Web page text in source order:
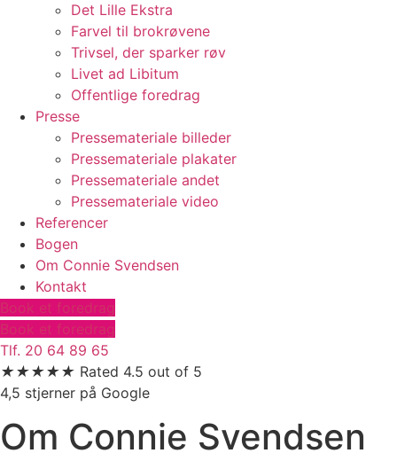
Det Lille Ekstra
Farvel til brokrøvene
Trivsel, der sparker røv
Livet ad Libitum
Offentlige foredrag
Presse
Pressemateriale billeder
Pressemateriale plakater
Pressemateriale andet
Pressemateriale video
Referencer
Bogen
Om Connie Svendsen
Kontakt
Book et foredrag
Book et foredrag
Tlf. 20 64 89 65
★★★★★ Rated 4.5 out of 5
4,5 stjerner på Google
Om Connie Svendsen